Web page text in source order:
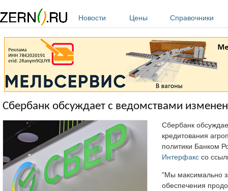
Новости
Цены Справочники
Сбербанк обсуждает с ведомствами
Сбербанк
кредитования
политики Банком
Интерфакс со
"Мы максимально
обеспечения